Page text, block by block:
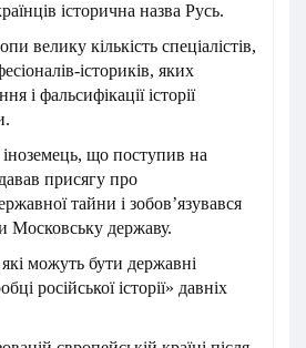
історична назва Русь.
велику кількість спеціалістів,
істориків, яких
і фальсифікації історії
що поступив на
присягу про
тайни і зобов’язувався
Московську державу.
можуть бути державні
російської історії» давніх